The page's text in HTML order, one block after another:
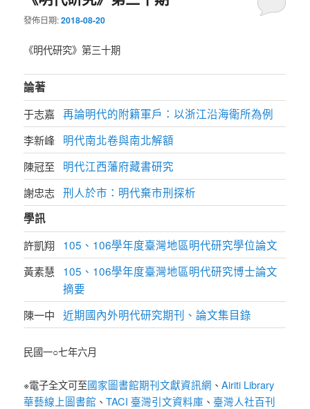
發佈日期:2018-08-20
《明代研究》第三十期
論著
于志嘉 再論明代的附籍軍戶：以浙江沿海衛所為例
李新峰 明代南北卷與南北解額
陳冠至 明代江西藩府藏書研究
謝忠志 刑人於市：明代棄市刑探析
學訊
許凱翔 105、106學年度臺灣地區明代研究學位論文
黃素慧
105、106學年度臺灣地區明代研究博士論文
摘要
陳一中 近期國內外明代研究期刊、論文集目錄
民國一○七年六月
※電子全文可至國家圖書館期刊文獻資訊網 、Airiti Library
華藝線上圖書館 、TACI 臺灣引文資料庫 、 臺灣人社百刊